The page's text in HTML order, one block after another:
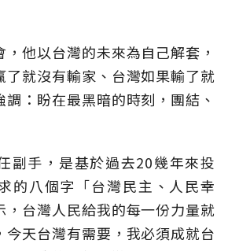
他以台灣的未來為自己解套，
了就沒有輸家、台灣如果輸了就
：盼在最黑暗的時刻，團結、
副手，是基於過去20幾年來投
的八個字「台灣民主、人民幸
，台灣人民給我的每一份力量就
今天台灣有需要，我必須成就台